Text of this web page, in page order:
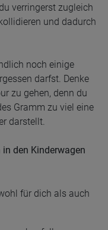
verringerst zugleich
und dadurch
noch einige
darfst. Denke
zu gehen, denn du
Gramm zu viel eine
darstellt.
den Kinderwagen
für dich als auch